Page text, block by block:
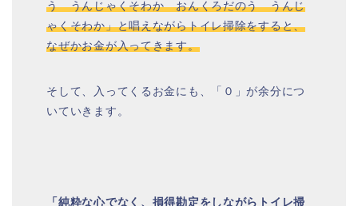
う うんじゃくそわか おんくろだのう うんじ
ゃくそわか」と唱えながらトイレ掃除をすると、
なぜかお金が入ってきます。
そして、入ってくるお金にも、「０」が余分につ
いていきます。
「純粋な心でなく、損得勘定をしながらトイレ掃